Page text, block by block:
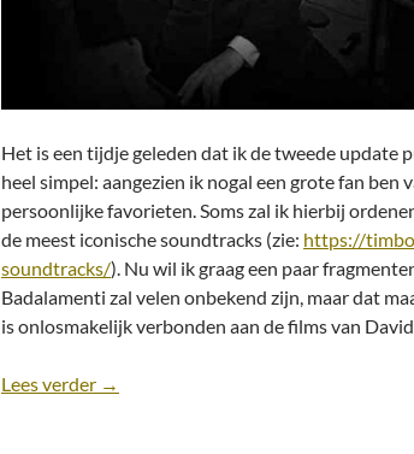
Het is een tijdje geleden dat ik de tweede update
heel simpel: aangezien ik nogal een grote fan ben
persoonlijke favorieten. Soms zal ik hierbij
de meest iconische soundtracks (zie: https://
soundtracks/). Nu wil ik graag een paar
Badalamenti zal velen onbekend zijn, maar dat
is onlosmakelijk verbonden aan de films van
Lees verder My favorite soundtracks #2: Angelo
→